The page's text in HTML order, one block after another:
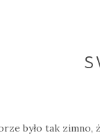
było tak zimno,